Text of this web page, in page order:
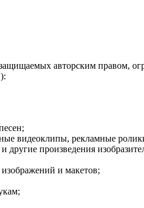
авторским правом,
видеоклипы, рекламные
произведения
и макетов;